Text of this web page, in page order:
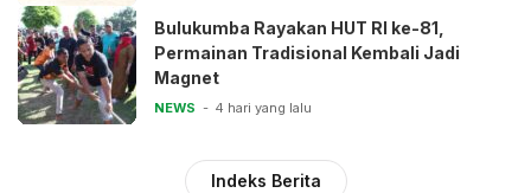
Bulukumba Rayakan HUT RI ke-81,
Permainan Tradisional Kembali Jadi
Magnet
NEWS 4 hari yang lalu
Indeks Berita